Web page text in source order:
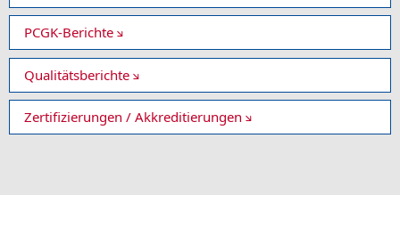
PCGK-Berichte
Qualitätsberichte
Zertifizierungen / Akkreditierungen